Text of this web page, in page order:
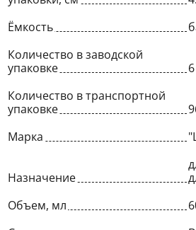
Ёмкость
Количество в заводской
упаковке
6
Количество в транспортной
упаковке
Марка
Назначение
Объем, мл